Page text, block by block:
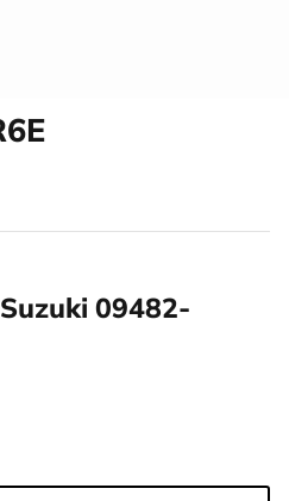
09482-